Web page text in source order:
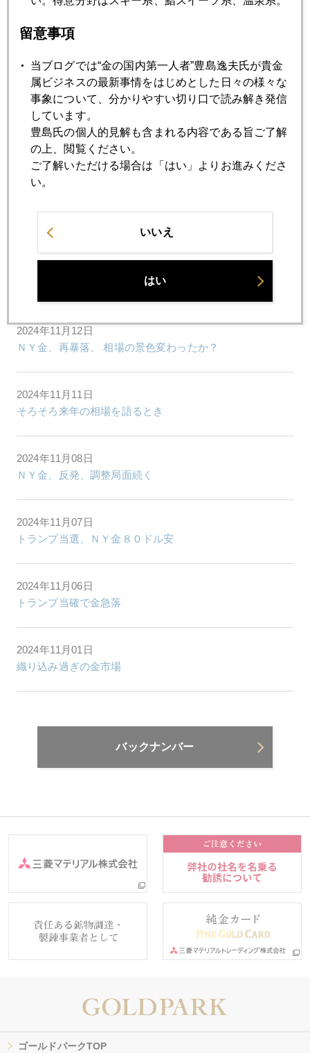
ＮＹ金、２６００ドル台回復
2024年11月18日
２５００ドル台、値固め、続く
2024年11月15日
ＮＹ金、２５００ドル台で値固め
ＮＹ金、２６００ドル前後で底値形成中
2024年11月12日
ＮＹ金、再暴落、 相場の景色変わったか？
2024年11月11日
そろそろ来年の相場を語るとき
2024年11月08日
ＮＹ金、反発、調整局面続く
2024年11月07日
トランプ当選、ＮＹ金８０ドル安
2024年11月06日
トランプ当確で金急落
2024年11月01日
織り込み過ぎの金市場
バックナンバー
ゴールドパークTOP
留意事項
当ブログでは“金の国内第一人者”豊島逸夫氏が貴金
属ビジネスの最新事情をはじめとした日々の様々な
事象について、分かりやすい切り口で読み解き発信
しています。
豊島氏の個人的見解も含まれる内容である旨ご了解
の上、閲覧ください。
ご了解いただける場合は「はい」よりお進みくださ
い。
いいえ
はい